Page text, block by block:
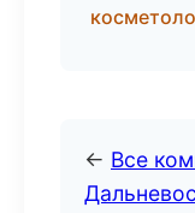
← Все